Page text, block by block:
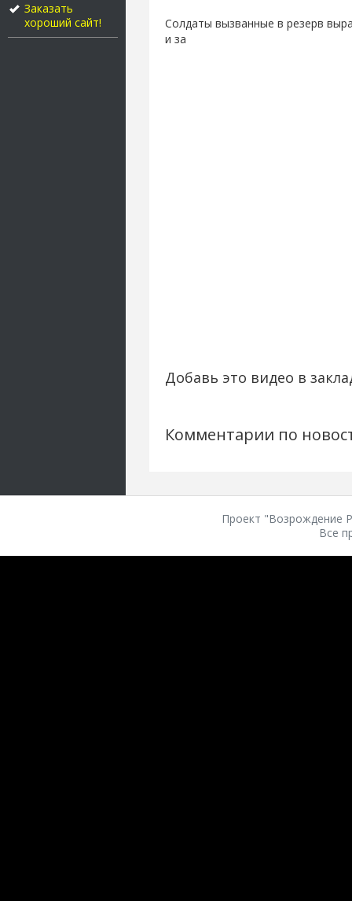
Заказать
хороший сайт!
Солдаты вызванные в резерв
и за
Добавь это видео в
Комментарии по
Проект "Возрождение
Все